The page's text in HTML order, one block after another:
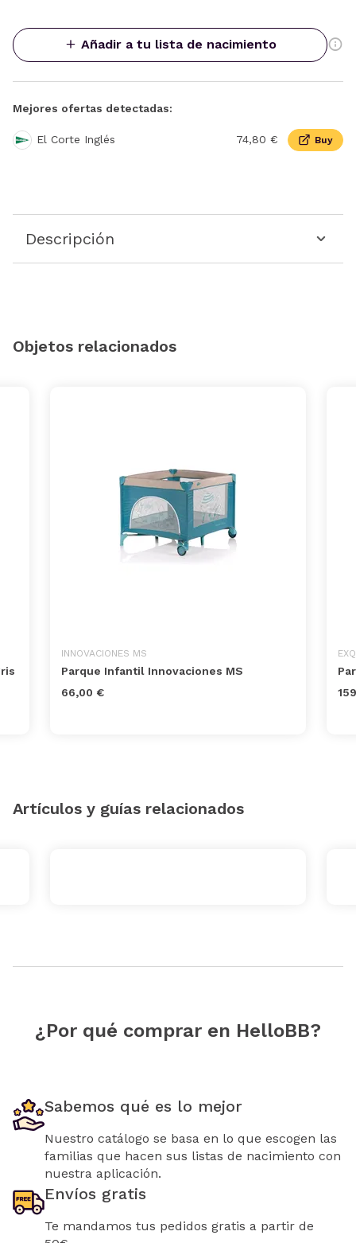
Añadir a tu lista de nacimiento
Mejores ofertas detectadas:
El Corte Inglés 74,80 € Buy
Descripción
Objetos relacionados
INNOVACIONES MS
Parque Infantil Innovaciones MS
66,00 €
Artículos y guías relacionados
¿Por qué comprar en HelloBB?
Sabemos qué es lo mejor
Nuestro catálogo se basa en lo que escogen las
familias que hacen sus listas de nacimiento con
nuestra aplicación.
Envíos gratis
Te mandamos tus pedidos gratis a partir de